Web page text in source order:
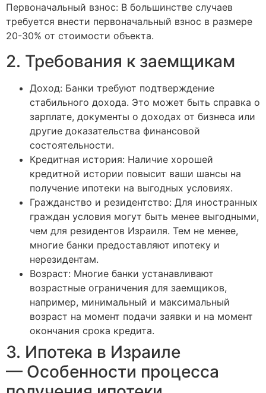
Первоначальный взнос: В большинстве случаев
требуется внести первоначальный взнос в размере
20-30% от стоимости объекта.
2. Требования к заемщикам
Доход: Банки требуют подтверждение
стабильного дохода. Это может быть справка о
зарплате, документы о доходах от бизнеса или
другие доказательства финансовой
состоятельности.
Кредитная история: Наличие хорошей
кредитной истории повысит ваши шансы на
получение ипотеки на выгодных условиях.
Гражданство и резидентство: Для иностранных
граждан условия могут быть менее выгодными,
чем для резидентов Израиля. Тем не менее,
многие банки предоставляют ипотеку и
нерезидентам.
Возраст: Многие банки устанавливают
возрастные ограничения для заемщиков,
например, минимальный и максимальный
возраст на момент подачи заявки и на момент
окончания срока кредита.
3. Ипотека в Израиле
— Особенности процесса